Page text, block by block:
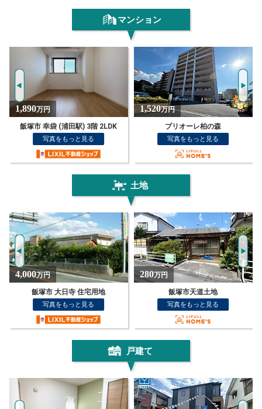
マンション
1,520万円
プリオーレ柏の森
写真をもっと見る
1,890万円
飯塚市 幸袋 (浦田駅) 3階 2LDK
写真をもっと見る
土地
280万円
飯塚市天道土地
写真をもっと見る
1,430万円
飯塚市 横田 (新飯塚駅) 住宅用地
写真をもっと見る
戸建て